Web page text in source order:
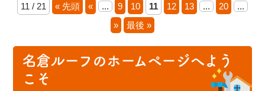
11 / 21 « 先頭 « ... 9 10 11 12 13 ... 20
...
»
最後 »
名倉ルーフのホームページへよう
こそ